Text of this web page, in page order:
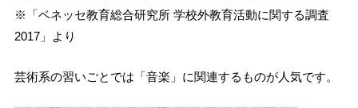
※「ベネッセ教育総合研究所 学校外教育活動に関する調査
2017」より
芸術系の習いごとでは「音楽」に関連するものが人気です。